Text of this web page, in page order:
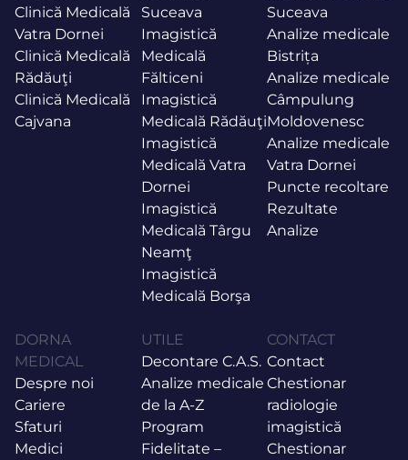
Clinică Medicală
Vatra Dornei
Clinică Medicală
Rădăuţi
Clinică Medicală
Cajvana
Suceava
Imagistică
Medicală
Fălticeni
Imagistică
Medicală Rădăuţi
Imagistică
Medicală Vatra
Dornei
Imagistică
Medicală Târgu
Neamţ
Imagistică
Medicală Borşa
Suceava
Analize medicale
Bistrița
Analize medicale
Câmpulung
Moldovenesc
Analize medicale
Vatra Dornei
Puncte recoltare
Rezultate
Analize
DORNA
MEDICAL
Despre noi
Cariere
Sfaturi
Medici
UTILE
Decontare C.A.S.
Analize medicale
de la A-Z
Program
Fidelitate –
CONTACT
Contact
Chestionar
radiologie
imagistică
Chestionar